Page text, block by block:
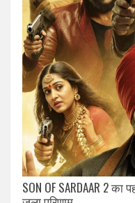
SON OF SARDAAR 2 का